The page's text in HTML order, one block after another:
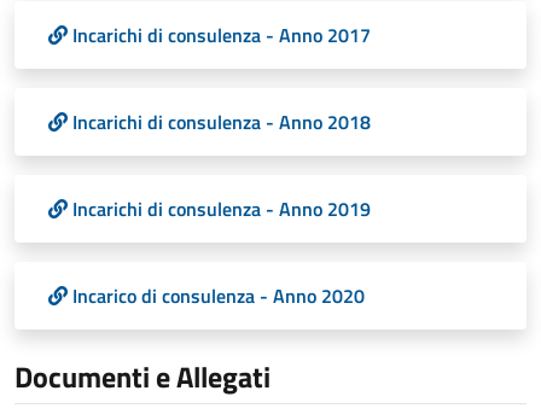
Incarichi di consulenza - Anno 2017
Incarichi di consulenza - Anno 2018
Incarichi di consulenza - Anno 2019
Incarico di consulenza - Anno 2020
Documenti e Allegati